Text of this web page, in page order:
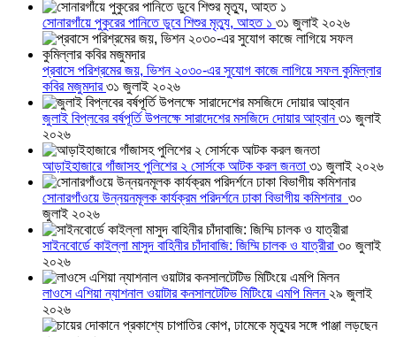
সোনারগাঁয়ে পুকুরের পানিতে ডুবে শিশুর মৃত্যু, আহত ১ ৩১ জুলাই ২০২৬
প্রবাসে পরিশ্রমের জয়, ভিশন ২০৩০-এর সুযোগ কাজে লাগিয়ে সফল কুমিল্লার
কবির মজুমদার৩১ জুলাই ২০২৬
জুলাই বিপ্লবের বর্ষপূর্তি উপলক্ষে সারাদেশের মসজিদে দোয়ার আহ্বান৩১ জুলাই
২০২৬
আড়াইহাজারে গাঁজাসহ পুলিশের ২ সোর্সকে আটক করল জনতা ৩১ জুলাই ২০২৬
সোনারগাঁওয়ে উন্নয়নমূলক কার্যক্রম পরিদর্শনে ঢাকা বিভাগীয় কমিশনার ৩০
জুলাই ২০২৬
সাইনবোর্ডে কাইল্লা মাসুদ বাহিনীর চাঁদাবাজি: জিম্মি চালক ও যাত্রীরা ৩০ জুলাই
২০২৬
লাওসে এশিয়া ন্যাশনাল ওয়াটার কনসালটেটিভ মিটিংয়ে এমপি মিলন ২৯ জুলাই
২০২৬